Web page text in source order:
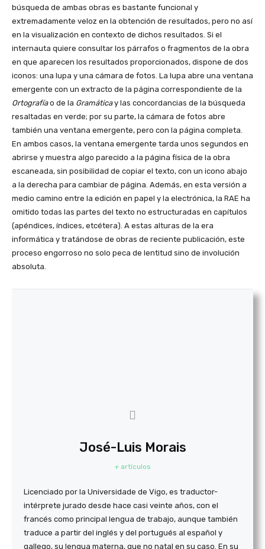
búsqueda de ambas obras es bastante funcional y
extremadamente veloz en la obtención de resultados, pero no así
en la visualización en contexto de dichos resultados. Si el
internauta quiere consultar los párrafos o fragmentos de la obra
en que aparecen los resultados proporcionados, dispone de dos
iconos: una lupa y una cámara de fotos. La lupa abre una ventana
emergente con un extracto de la página correspondiente de la
Ortografíao de la Gramáticay las concordancias de la búsqueda
resaltadas en verde; por su parte, la cámara de fotos abre
también una ventana emergente, pero con la página completa.
En ambos casos, la ventana emergente tarda unos segundos en
abrirse y muestra algo parecido a la página física de la obra
escaneada, sin posibilidad de copiar el texto, con un icono abajo
a la derecha para cambiar de página. Además, en esta versión a
medio camino entre la edición en papel y la electrónica, la RAE ha
omitido todas las partes del texto no estructuradas en capítulos
(apéndices, índices, etcétera). A estas alturas de la era
informática y tratándose de obras de reciente publicación, este
proceso engorroso no solo peca de lentitud sino de involución
absoluta.
José-Luis Morais
+ artículos
Licenciado por la Universidade de Vigo, es traductor-
intérprete jurado desde hace casi veinte años, con el
francés como principal lengua de trabajo, aunque también
traduce a partir del inglés y del portugués al español y
gallego, su lengua materna, que no natal en su caso. En su